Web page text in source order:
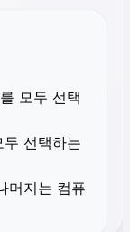
모두 선택
선택하는
머지는 컴퓨